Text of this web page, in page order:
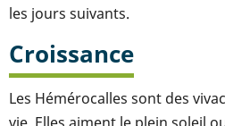
les jours suivants.
Croissance
Les Hémérocalles sont des